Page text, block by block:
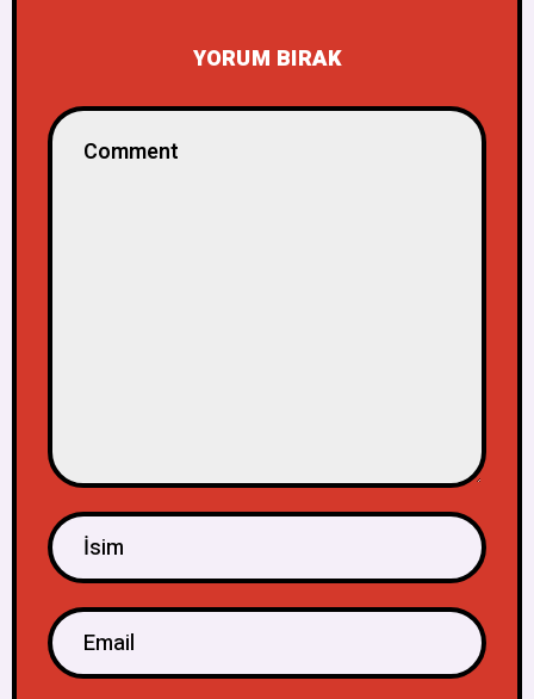
YORUM BIRAK